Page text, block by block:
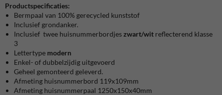
Productspecificaties:
Bermpaal van 100% gerecycled kunststof
Inclusief grondanker.
Inclusief twee huisnummerbordjeszwart/wit reflecterend klasse
3
Lettertype modern
Enkel- of dubbelzijdig uitgevoerd
Geheel gemonteerd geleverd.
Afmeting huisnummerbord 119x109mm
Afmeting huisnummerpaal 1250x150x40mm